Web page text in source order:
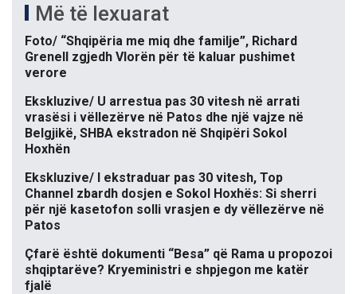
Më të lexuarat
Foto/ “Shqipëria me miq dhe familje”, Richard
Grenell zgjedh Vlorën për të kaluar pushimet
verore
Ekskluzive/ U arrestua pas 30 vitesh në arrati
vrasësi i vëllezërve në Patos dhe një vajze në
Belgjikë, SHBA ekstradon në Shqipëri Sokol
Hoxhën
Ekskluzive/ I ekstraduar pas 30 vitesh, Top
Channel zbardh dosjen e Sokol Hoxhës: Si sherri
për një kasetofon solli vrasjen e dy vëllezërve në
Patos
Çfarë është dokumenti “Besa” që Rama u propozoi
shqiptarëve? Kryeministri e shpjegon me katër
fjalë